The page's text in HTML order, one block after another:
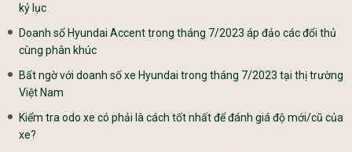
kỷ lục
Doanh số Hyundai Accent trong tháng 7/2023 áp đảo các đổi thủ
cùng phân khúc
Bất ngờ với doanh số xe Hyundai trong tháng 7/2023 tại thị trường
Việt Nam
Kiểm tra odo xe có phải là cách tốt nhất để đánh giá độ mới/cũ của
xe?